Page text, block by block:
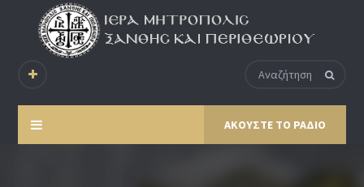
ΑΚΟΥΣΤΕ ΤΟ ΡΑΔΙΟ